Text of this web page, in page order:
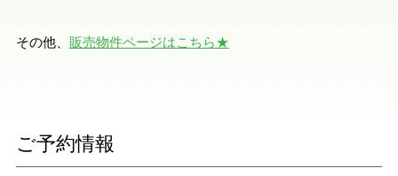
その他、 販売物件ページはこちら★
ご予約情報